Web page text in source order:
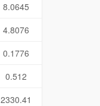
8.0645
4.8076
0.1776
0.512
2330.41